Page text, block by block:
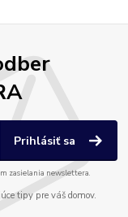
Prihlásiť sa
zasielania newslettera.
tipy pre váš domov.